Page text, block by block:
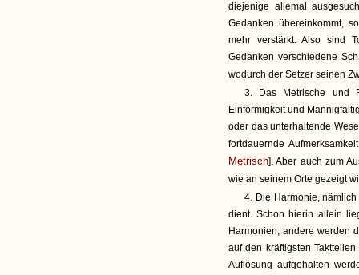
diejenige allemal
Gedanken übereinkommt,
mehr verstärkt. Also sind
Gedanken verschiedene
wodurch der Setzer seinen
3. Das Metrische und
Einförmigkeit und
oder das unterhaltende
fortdauernde
Metrisch]. Aber auch zum
wie an seinem Orte gezeigt
4. Die Harmonie,
dient. Schon hierin allein
Harmonien, andere werden
auf den kräftigsten
Auflösung aufgehalten